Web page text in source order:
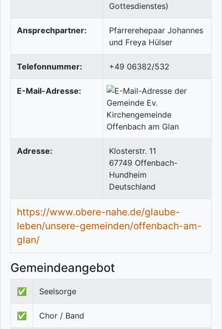
Gottesdienstes)
Ansprechpartner:
Pfarrerehepaar Johannes
und Freya Hülser
Telefonnummer: +49 06382/532
E-Mail-Adresse:
Adresse:
Klosterstr. 11
67749 Offenbach-
Hundheim
Deutschland
https://www.obere-nahe.de/glaube-
leben/unsere-gemeinden/offenbach-am-
glan/
Gemeindeangebot
✅ Seelsorge
✅ Chor / Band